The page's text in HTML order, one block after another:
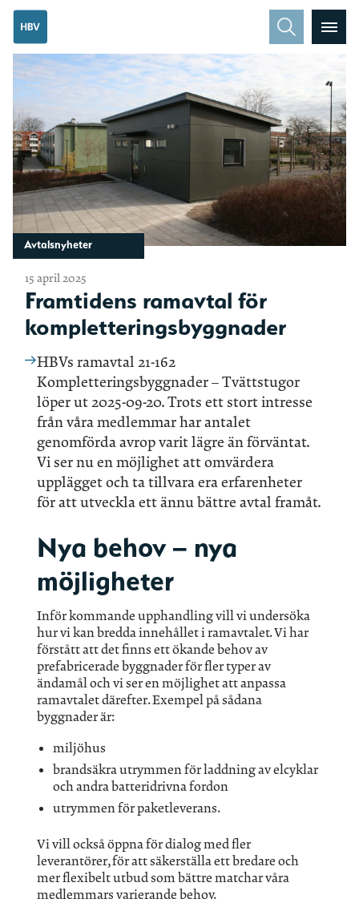
Avtalsnyheter
15 april 2025
Framtidens ramavtal för
kompletteringsbyggnader
HBVs ramavtal 21-162
Kompletteringsbyggnader – Tvättstugor
löper ut 2025-09-20. Trots ett stort intresse
från våra medlemmar har antalet
genomförda avrop varit lägre än förväntat.
Vi ser nu en möjlighet att omvärdera
upplägget och ta tillvara era erfarenheter
för att utveckla ett ännu bättre avtal framåt.
Nya behov – nya
möjligheter
Inför kommande upphandling vill vi undersöka
hur vi kan bredda innehållet i ramavtalet. Vi har
förstått att det finns ett ökande behov av
prefabricerade byggnader för fler typer av
ändamål och vi ser en möjlighet att anpassa
ramavtalet därefter. Exempel på sådana
byggnader är:
miljöhus
brandsäkra utrymmen för laddning av elcyklar
och andra batteridrivna fordon
utrymmen för paketleverans.
Vi vill också öppna för dialog med fler
leverantörer, för att säkerställa ett bredare och
mer flexibelt utbud som bättre matchar våra
medlemmars varierande behov.